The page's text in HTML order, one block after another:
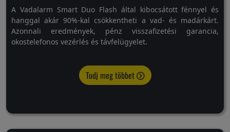
A Vadalarm Smart Duo Flash által kibocsátott fénnyel és
hanggal akár 90%-kal csökkentheti a vad- és madárkárt.
Azonnali eredmények, pénz visszafizetési garancia,
okostelefonos vezérlés és távfelügyelet.
Tudj meg többet